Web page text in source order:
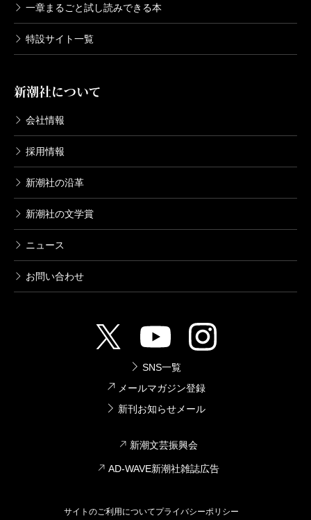
一章まるごと試し読みできる本
特設サイト一覧
新潮社について
会社情報
採用情報
新潮社の沿革
新潮社の文学賞
ニュース
お問い合わせ
SNS一覧
メールマガジン登録
新刊お知らせメール
新潮文芸振興会
AD-WAVE新潮社雑誌広告
サイトのご利用についてプライバシーポリシー